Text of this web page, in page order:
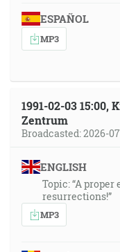
ESPAÑOL
MP3
1991-02-03 15:00,
Zentrum
Broadcasted: 2026-
ENGLISH
Topic: “A
resurrections!”
MP3